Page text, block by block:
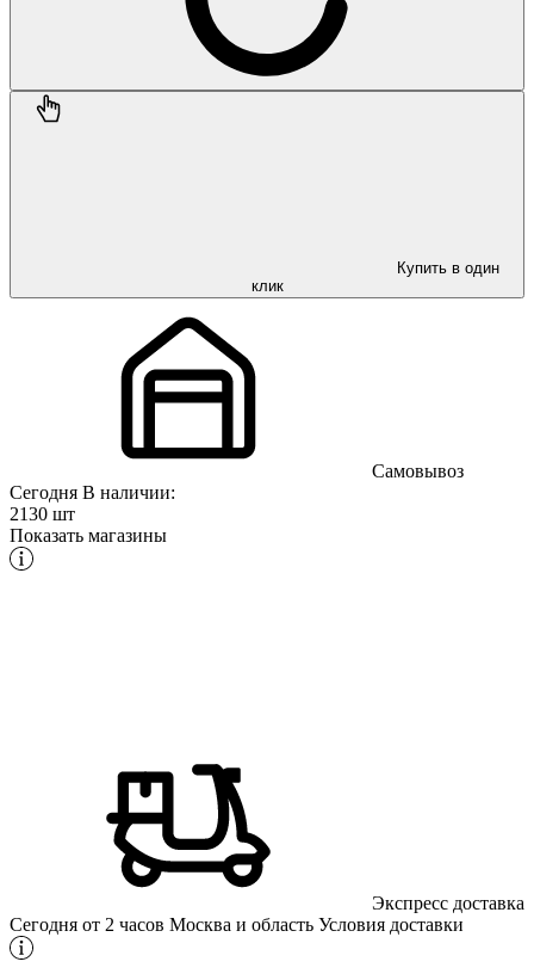
Купить в один
клик
Самовывоз
Сегодня В наличии:
2130 шт
Показать магазины
Экспресс доставка
Сегодня от 2 часов Москва и область Условия доставки